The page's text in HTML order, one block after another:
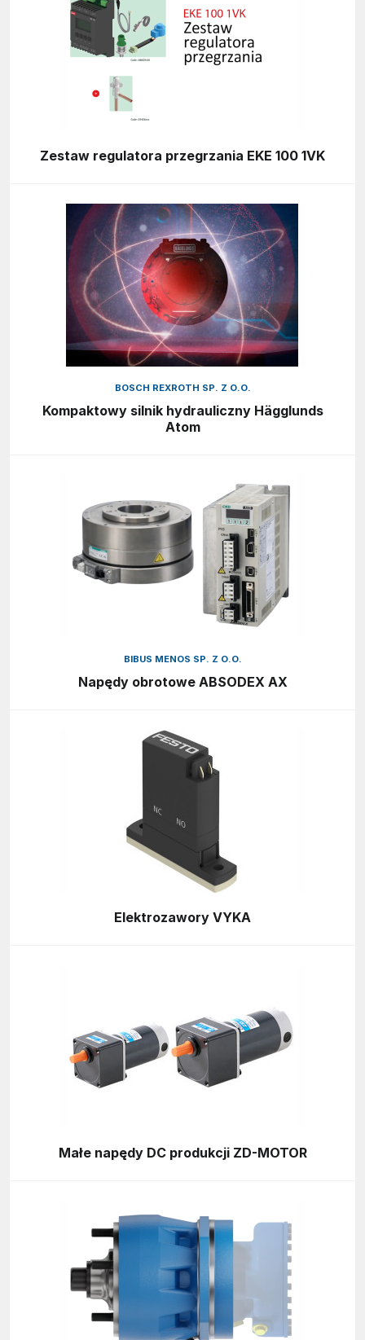
Zestaw regulatora przegrzania EKE 100 1VK
BOSCH REXROTH SP. Z O.O.
Kompaktowy silnik hydrauliczny Hägglunds
Atom
BIBUS MENOS SP. Z O.O.
Napędy obrotowe ABSODEX AX
Elektrozawory VYKA
Małe napędy DC produkcji ZD-MOTOR